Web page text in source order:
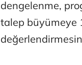
dengelenme,
talep büyümeye